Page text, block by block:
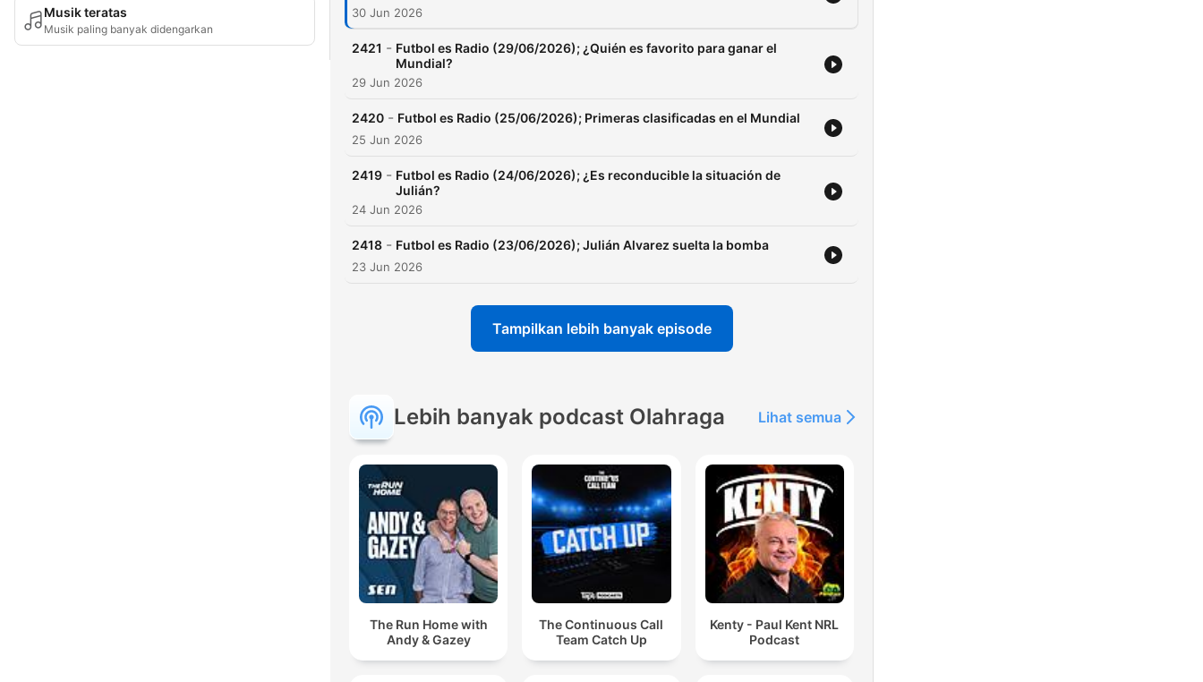
Musik teratas
Musik paling banyak didengarkan
30 Jun 2026
2421 - Futbol es Radio (29/06/2026); ¿Quién es favorito para ganar el
Mundial?
29 Jun 2026
2420 - Futbol es Radio (25/06/2026); Primeras clasificadas en el Mundial
25 Jun 2026
2419 - Futbol es Radio (24/06/2026); ¿Es reconducible la situación de
Julián?
24 Jun 2026
2418 - Futbol es Radio (23/06/2026); Julián Alvarez suelta la bomba
23 Jun 2026
Tampilkan lebih banyak episode
Lebih banyak podcast Olahraga Lihat semua
The Run Home with
Andy & Gazey
The Continuous Call
Team Catch Up
Kenty - Paul Kent NRL
Podcast